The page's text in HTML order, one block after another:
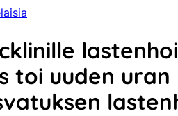
toi uuden uran